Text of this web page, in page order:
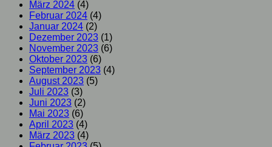
März 2024 (4)
Februar 2024 (4)
Januar 2024 (2)
Dezember 2023 (1)
November 2023 (6)
Oktober 2023 (6)
September 2023 (4)
August 2023 (5)
Juli 2023 (3)
Juni 2023 (2)
Mai 2023 (6)
April 2023 (4)
März 2023 (4)